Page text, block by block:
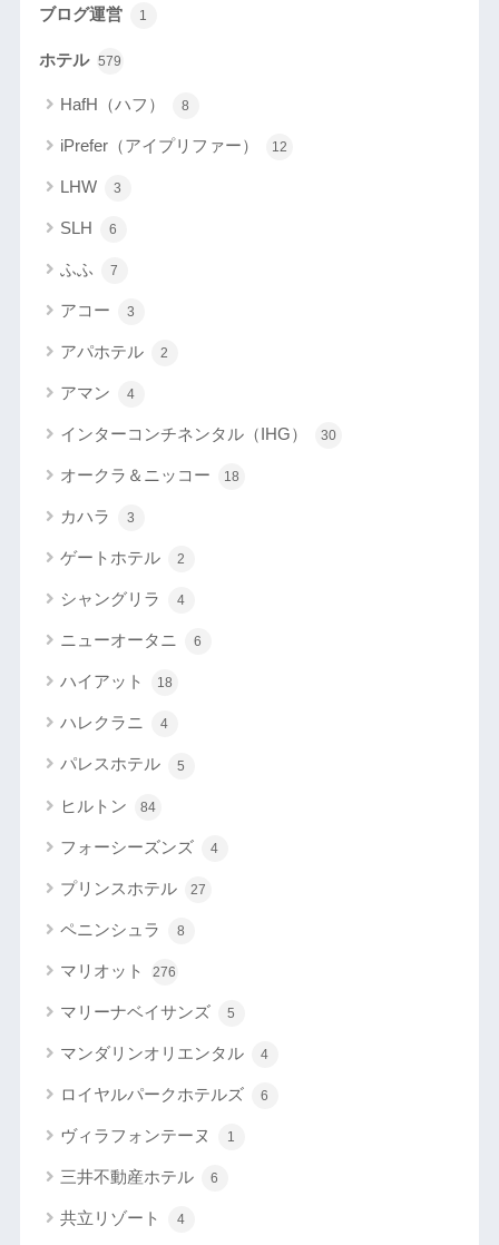
ブログ運営 1
ホテル 579
HafH（ハフ） 8
iPrefer（アイプリファー） 12
LHW 3
SLH 6
ふふ 7
アコー 3
アパホテル 2
アマン 4
インターコンチネンタル（IHG） 30
オークラ＆ニッコー 18
カハラ 3
ゲートホテル 2
シャングリラ 4
ニューオータニ 6
ハイアット 18
ハレクラニ 4
パレスホテル 5
ヒルトン 84
フォーシーズンズ 4
プリンスホテル 27
ペニンシュラ 8
マリオット 276
マリーナベイサンズ 5
マンダリンオリエンタル 4
ロイヤルパークホテルズ 6
ヴィラフォンテーヌ 1
三井不動産ホテル 6
共立リゾート 4